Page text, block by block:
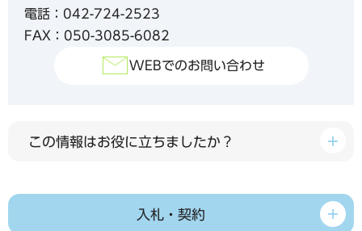
電話：042-724-2523
FAX：050-3085-6082
WEBでのお問い合わせ
この情報はお役に立ちましたか？
入札・契約